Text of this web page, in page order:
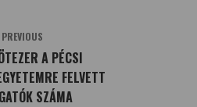
PREVIOUS
A PÉCSI
FELVETT
SZÁMA